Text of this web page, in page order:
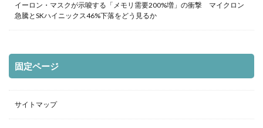
イーロン・マスクが示唆する「メモリ需要200%増」の衝撃 マイクロン
急騰とSKハイニックス46%下落をどう見るか
固定ページ
サイトマップ